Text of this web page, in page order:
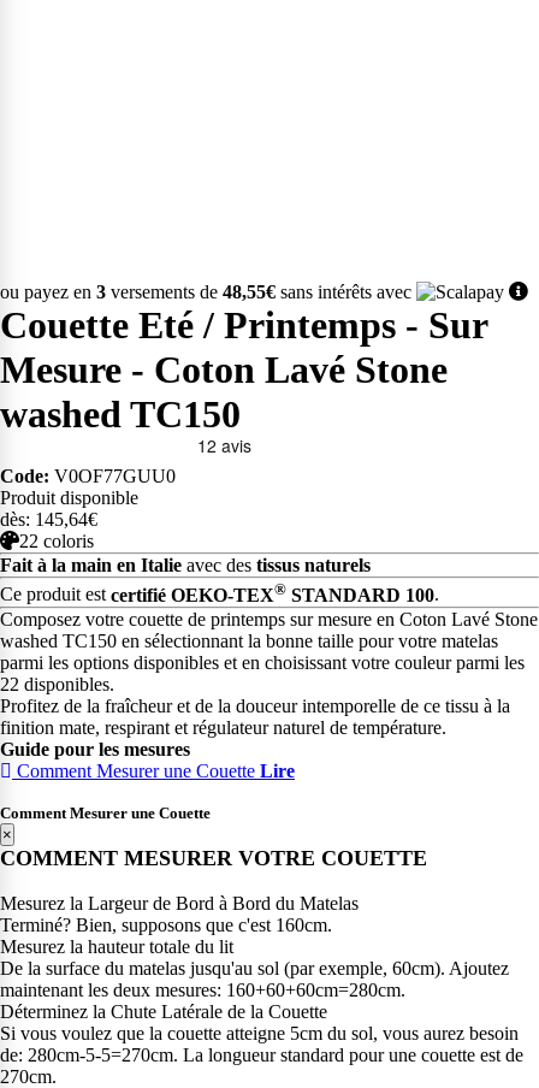
ou payez en 3 versements de 48,55€ sans intérêts avec
Couette Eté / Printemps - Sur
Mesure - Coton Lavé Stone
washed TC150
Code: V0OF77GUU0
Produit disponible
dès: 145,64€
22 coloris
Fait à la main en Italie avec des tissus naturels
Ce produit estcertifié OEKO-TEX® STANDARD 100.
Composez votre couette de printemps sur mesure en Coton Lavé Stone
washed TC150 en sélectionnant la bonne taille pour votre matelas
parmi les options disponibles et en choisissant votre couleur parmi les
22 disponibles.
Profitez de la fraîcheur et de la douceur intemporelle de ce tissu à la
finition mate, respirant et régulateur naturel de température.
Guide pour les mesures
Comment Mesurer une Couette Lire
Comment Mesurer une Couette
×
COMMENT MESURER VOTRE COUETTE
Mesurez la Largeur de Bord à Bord du Matelas
Terminé? Bien, supposons que c'est 160cm.
Mesurez la hauteur totale du lit
De la surface du matelas jusqu'au sol (par exemple, 60cm). Ajoutez
maintenant les deux mesures: 160+60+60cm=280cm.
Déterminez la Chute Latérale de la Couette
Si vous voulez que la couette atteigne 5cm du sol, vous aurez besoin
de: 280cm-5-5=270cm. La longueur standard pour une couette est de
270cm.